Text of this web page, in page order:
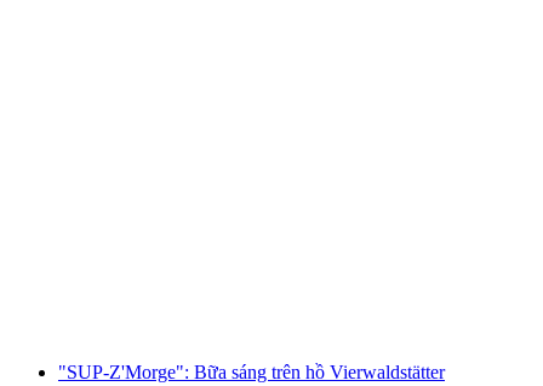
"SUP‑Z'Morge": Bữa sáng trên hồ Vierwaldstätter